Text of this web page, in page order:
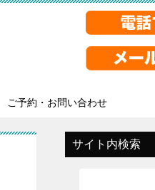
ご予約・お問い合わせ
サイト内検索